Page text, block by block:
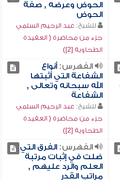
الحوض وعرضه , صفة
الحوض
للشيخ: عبد الرحيم السلمي
جزء من محاضرة ( العقيدة
الطحاوية [2])
الفهرس:أنواع
الشفاعة التي أثبتها
الله سبحانه وتعالى ,
الشفاعة
للشيخ: عبد الرحيم السلمي
جزء من محاضرة ( العقيدة
الطحاوية [2])
الفهرس:الفرق التي
ضلت في إثبات مرتبة
العلم والرد عليهم ,
مراتب القدر